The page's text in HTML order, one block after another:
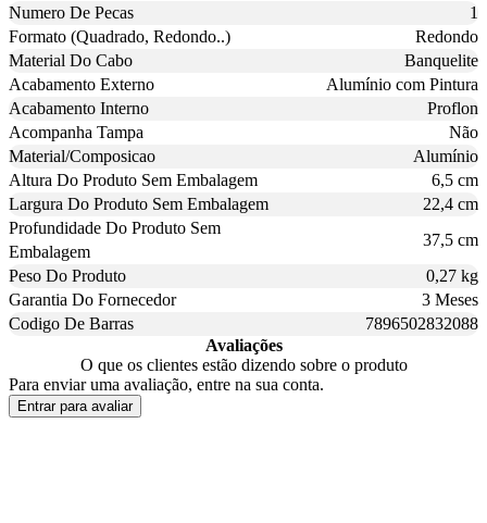
Numero De Pecas
1
Formato (Quadrado, Redondo..)
Redondo
Material Do Cabo
Banquelite
Acabamento Externo
Alumínio com Pintura
Acabamento Interno
Proflon
Acompanha Tampa
Não
Material/Composicao
Alumínio
Altura Do Produto Sem Embalagem
6,5 cm
Largura Do Produto Sem Embalagem
22,4 cm
Profundidade Do Produto Sem
Embalagem
37,5 cm
Peso Do Produto
0,27 kg
Garantia Do Fornecedor
3 Meses
Codigo De Barras
7896502832088
Avaliações
O que os clientes estão dizendo sobre o produto
Para enviar uma avaliação, entre na sua conta.
Entrar para avaliar